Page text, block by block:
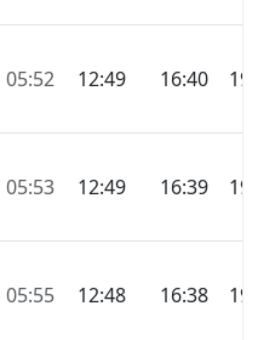
05:52 12:49 16:40
05:53 12:49 16:39
05:55 12:48 16:38